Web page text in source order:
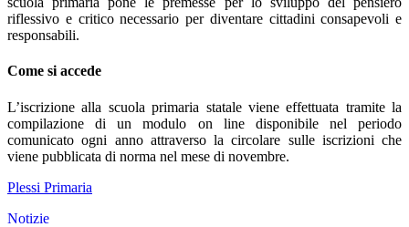
riflessivo e critico necessario per diventare cittadini consapevoli e
responsabili.
Come si accede
L’iscrizione alla scuola primaria statale viene effettuata tramite la
compilazione di un modulo on line disponibile nel periodo
comunicato ogni anno attraverso la circolare sulle iscrizioni che
viene pubblicata di norma nel mese di novembre.
Plessi Primaria
Notizie